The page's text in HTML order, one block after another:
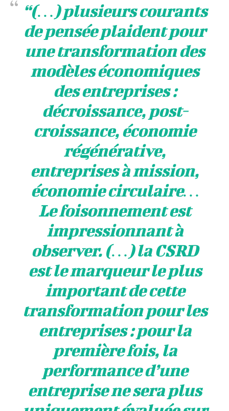
“(…) plusieurs courants
de pensée plaident pour
une transformation des
modèles économiques
des entreprises :
décroissance, post-
croissance, économie
régénérative,
entreprises à mission,
économie circulaire…
Le foisonnement est
impressionnant à
observer. (…) la CSRD
est le marqueur le plus
important de cette
transformation pour les
entreprises : pour la
première fois, la
performance d’une
entreprise ne sera plus